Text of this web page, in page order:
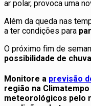
ar polar, provoca uma
Além da queda nas
a ter condições para
O próximo fim de
possibilidade de
Monitore a previsão
região na
meteorológicos pelo